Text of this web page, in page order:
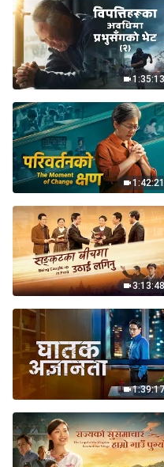
1:35:13
1:42:21
3:13:48
1:39:17